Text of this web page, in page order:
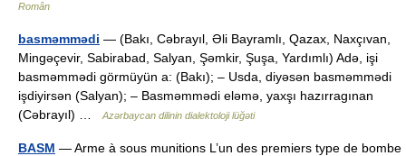
Român
basməmmədi — (Bakı, Cəbrayıl, Əli Bayramlı, Qazax, Naxçıvan,
Mingəçevir, Sabirabad, Salyan, Şəmkir, Şuşa, Yardımlı) Adə, işi
basməmmədi görmüyün a: (Bakı); – Usda, diyəsən basməmmədi
işdiyirsən (Salyan); – Basməmmədi eləmə, yaxşı hazırragınan
(Cəbrayıl) …
Azərbaycan dilinin dialektoloji lüğəti
BASM — Arme à sous munitions L’un des premiers type de bombe